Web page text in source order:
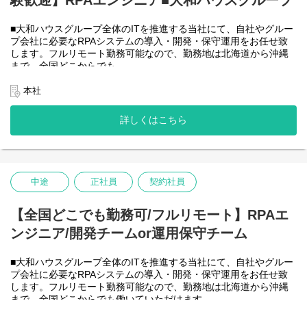
度が高いため、
潤沢なリソースのもと、最上流から変革を進めていくことが可能
です。
＜詳細な業務例／基本的な技術仕様＞
ローコード開発プラットフォームを導入し、レガシー化した業務
基幹システムの改善などに取り組んでいます。
■大和ハウスグループ全体のITを推進する当社にて、自社やグルー
プ会社に必要なRPAシステムの導入・開発・保守運用をお任せ致
します。フルリモート勤務可能なので、勤務地は北海道から沖縄
まで、全国どこからでも
社後の勤務地は問いません。また、働く時間に制限もなく、月160
時間の勤務で、午前5時～22時までの間であれば、自由な時間に働
いていただけます。業務を途中で中断したり、働く時間を調整で
きるので、家事、育児、介護などとの両立も可能です。社員が仕
思っておりますのでフルフレックスです。
＜クライアントは大和ハウスグループ全体＞
名の
全てに関わるシステムを担っています。
出資は大和ハウス本体になりますが、売上好調かつDX推進の優先
潤沢なリソースのもと、最上流から変革を進めていくことが可能
です。
＜詳細な業務例／基本的な技術仕様＞
本社
詳しくはこちら
中途 正社員 契約社員
【全国どこでも勤務可/フルリモート】RPAエ
ンジニア/開発チームor運用保守チーム
■大和ハウスグループ全体のITを推進する当社にて、自社やグルー
プ会社に必要なRPAシステムの導入・開発・保守運用をお任せ致
します。フルリモート勤務可能なので、勤務地は北海道から沖縄
まで、全国どこからでも働いていただけます。